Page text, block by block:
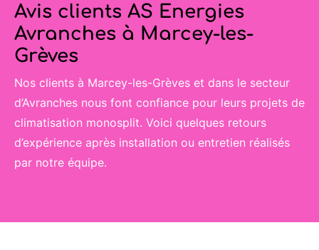
Avis clients AS Energies
Avranches à Marcey-les-
Grèves
Nos clients à Marcey-les-Grèves et dans le secteur
d’Avranches nous font confiance pour leurs projets de
climatisation monosplit. Voici quelques retours
d’expérience après installation ou entretien réalisés
par notre équipe.